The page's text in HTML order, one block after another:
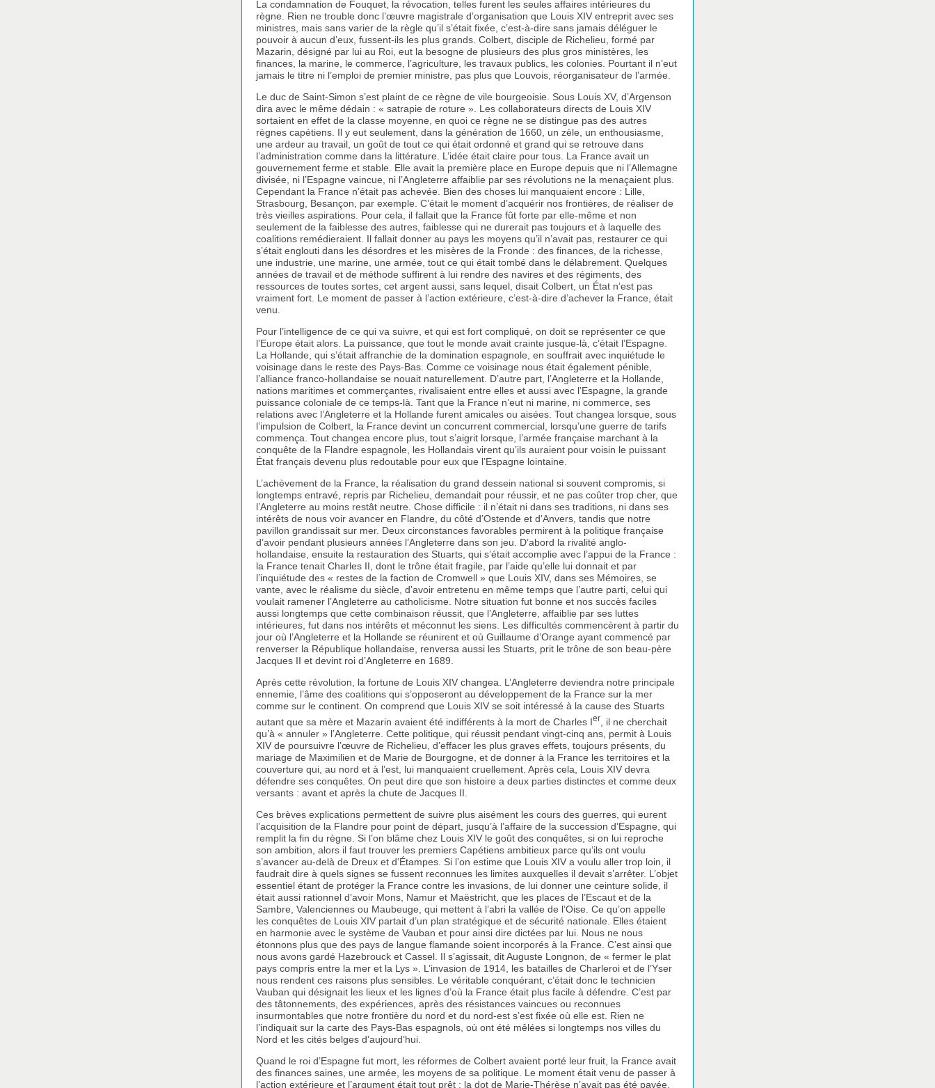
La condamnation de Fouquet, la révocation, telles furent les seules affaires intérieures du
règne. Rien ne trouble donc l’œuvre magistrale d’organisation que Louis XIV entreprit avec ses
ministres, mais sans varier de la règle qu’il s’était fixée, c’est-à-dire sans jamais déléguer le
pouvoir à aucun d’eux, fussent-ils les plus grands. Colbert, disciple de Richelieu, formé par
Mazarin, désigné par lui au Roi, eut la besogne de plusieurs des plus gros ministères, les
finances, la marine, le commerce, l’agriculture, les travaux publics, les colonies. Pourtant il n’eut
jamais le titre ni l’emploi de premier ministre, pas plus que Louvois, réorganisateur de l’armée.
Le duc de Saint-Simon s’est plaint de ce règne de vile bourgeoisie. Sous Louis XV, d’Argenson
dira avec le même dédain : « satrapie de roture ». Les collaborateurs directs de Louis XIV
sortaient en effet de la classe moyenne, en quoi ce règne ne se distingue pas des autres
règnes capétiens. Il y eut seulement, dans la génération de 1660, un zèle, un enthousiasme,
une ardeur au travail, un goût de tout ce qui était ordonné et grand qui se retrouve dans
l’administration comme dans la littérature. L’idée était claire pour tous. La France avait un
gouvernement ferme et stable. Elle avait la première place en Europe depuis que ni l’Allemagne
divisée, ni l’Espagne vaincue, ni l’Angleterre affaiblie par ses révolutions ne la menaçaient plus.
Cependant la France n’était pas achevée. Bien des choses lui manquaient encore : Lille,
Strasbourg, Besançon, par exemple. C’était le moment d’acquérir nos frontières, de réaliser de
très vieilles aspirations. Pour cela, il fallait que la France fût forte par elle-même et non
seulement de la faiblesse des autres, faiblesse qui ne durerait pas toujours et à laquelle des
coalitions remédieraient. Il fallait donner au pays les moyens qu’il n’avait pas, restaurer ce qui
s’était englouti dans les désordres et les misères de la Fronde : des finances, de la richesse,
une industrie, une marine, une armée, tout ce qui était tombé dans le délabrement. Quelques
années de travail et de méthode suffirent à lui rendre des navires et des régiments, des
ressources de toutes sortes, cet argent aussi, sans lequel, disait Colbert, un État n’est pas
vraiment fort. Le moment de passer à l’action extérieure, c’est-à-dire d’achever la France, était
venu.
Pour l’intelligence de ce qui va suivre, et qui est fort compliqué, on doit se représenter ce que
l’Europe était alors. La puissance, que tout le monde avait crainte jusque-là, c’était l’Espagne.
La Hollande, qui s’était affranchie de la domination espagnole, en souffrait avec inquiétude le
voisinage dans le reste des Pays-Bas. Comme ce voisinage nous était également pénible,
l’alliance franco-hollandaise se nouait naturellement. D’autre part, l’Angleterre et la Hollande,
nations maritimes et commerçantes, rivalisaient entre elles et aussi avec l’Espagne, la grande
puissance coloniale de ce temps-là. Tant que la France n’eut ni marine, ni commerce, ses
relations avec l’Angleterre et la Hollande furent amicales ou aisées. Tout changea lorsque, sous
l’impulsion de Colbert, la France devint un concurrent commercial, lorsqu’une guerre de tarifs
commença. Tout changea encore plus, tout s’aigrit lorsque, l’armée française marchant à la
conquête de la Flandre espagnole, les Hollandais virent qu’ils auraient pour voisin le puissant
État français devenu plus redoutable pour eux que l’Espagne lointaine.
L’achèvement de la France, la réalisation du grand dessein national si souvent compromis, si
longtemps entravé, repris par Richelieu, demandait pour réussir, et ne pas coûter trop cher, que
l’Angleterre au moins restât neutre. Chose difficile : il n’était ni dans ses traditions, ni dans ses
intérêts de nous voir avancer en Flandre, du côté d’Ostende et d’Anvers, tandis que notre
pavillon grandissait sur mer. Deux circonstances favorables permirent à la politique française
d’avoir pendant plusieurs années l’Angleterre dans son jeu. D’abord la rivalité anglo-
hollandaise, ensuite la restauration des Stuarts, qui s’était accomplie avec l’appui de la France :
la France tenait Charles II, dont le trône était fragile, par l’aide qu’elle lui donnait et par
l’inquiétude des « restes de la faction de Cromwell » que Louis XIV, dans ses Mémoires, se
vante, avec le réalisme du siècle, d’avoir entretenu en même temps que l’autre parti, celui qui
voulait ramener l’Angleterre au catholicisme. Notre situation fut bonne et nos succès faciles
aussi longtemps que cette combinaison réussit, que l’Angleterre, affaiblie par ses luttes
intérieures, fut dans nos intérêts et méconnut les siens. Les difficultés commencèrent à partir du
jour où l’Angleterre et la Hollande se réunirent et où Guillaume d’Orange ayant commencé par
renverser la République hollandaise, renversa aussi les Stuarts, prit le trône de son beau-père
Jacques II et devint roi d’Angleterre en 1689.
Après cette révolution, la fortune de Louis XIV changea. L’Angleterre deviendra notre principale
ennemie, l’âme des coalitions qui s’opposeront au développement de la France sur la mer
comme sur le continent. On comprend que Louis XIV se soit intéressé à la cause des Stuarts
autant que sa mère et Mazarin avaient été indifférents à la mort de Charles Ier
, il ne cherchait
qu’à « annuler » l’Angleterre. Cette politique, qui réussit pendant vingt-cinq ans, permit à Louis
XIV de poursuivre l’œuvre de Richelieu, d’effacer les plus graves effets, toujours présents, du
mariage de Maximilien et de Marie de Bourgogne, et de donner à la France les territoires et la
couverture qui, au nord et à l’est, lui manquaient cruellement. Après cela, Louis XIV devra
défendre ses conquêtes. On peut dire que son histoire a deux parties distinctes et comme deux
versants : avant et après la chute de Jacques II.
Ces brèves explications permettent de suivre plus aisément les cours des guerres, qui eurent
l’acquisition de la Flandre pour point de départ, jusqu’à l’affaire de la succession d’Espagne, qui
remplit la fin du règne. Si l’on blâme chez Louis XIV le goût des conquêtes, si on lui reproche
son ambition, alors il faut trouver les premiers Capétiens ambitieux parce qu’ils ont voulu
s’avancer au-delà de Dreux et d’Étampes. Si l’on estime que Louis XIV a voulu aller trop loin, il
faudrait dire à quels signes se fussent reconnues les limites auxquelles il devait s’arrêter. L’objet
essentiel étant de protéger la France contre les invasions, de lui donner une ceinture solide, il
était aussi rationnel d’avoir Mons, Namur et Maëstricht, que les places de l’Escaut et de la
Sambre, Valenciennes ou Maubeuge, qui mettent à l’abri la vallée de l’Oise. Ce qu’on appelle
les conquêtes de Louis XIV partait d’un plan stratégique et de sécurité nationale. Elles étaient
en harmonie avec le système de Vauban et pour ainsi dire dictées par lui. Nous ne nous
étonnons plus que des pays de langue flamande soient incorporés à la France. C’est ainsi que
nous avons gardé Hazebrouck et Cassel. Il s’agissait, dit Auguste Longnon, de « fermer le plat
pays compris entre la mer et la Lys ». L’invasion de 1914, les batailles de Charleroi et de l’Yser
nous rendent ces raisons plus sensibles. Le véritable conquérant, c’était donc le technicien
Vauban qui désignait les lieux et les lignes d’où la France était plus facile à défendre. C’est par
des tâtonnements, des expériences, après des résistances vaincues ou reconnues
insurmontables que notre frontière du nord et du nord-est s’est fixée où elle est. Rien ne
l’indiquait sur la carte des Pays-Bas espagnols, où ont été mêlées si longtemps nos villes du
Nord et les cités belges d’aujourd’hui.
Quand le roi d’Espagne fut mort, les réformes de Colbert avaient porté leur fruit, la France avait
des finances saines, une armée, les moyens de sa politique. Le moment était venu de passer à
l’action extérieure et l’argument était tout prêt : la dot de Marie-Thérèse n’avait pas été payée.